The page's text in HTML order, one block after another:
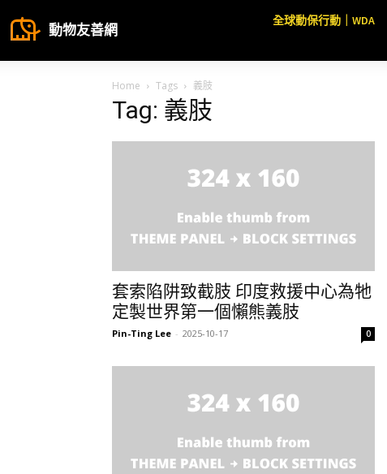
動物友善網
全球動保行動｜WDA
Home Tags 義肢
Tag: 義肢
套索陷阱致截肢 印度救援中心為牠
定製世界第一個懶熊義肢
Pin-Ting Lee - 2025-10-17 0